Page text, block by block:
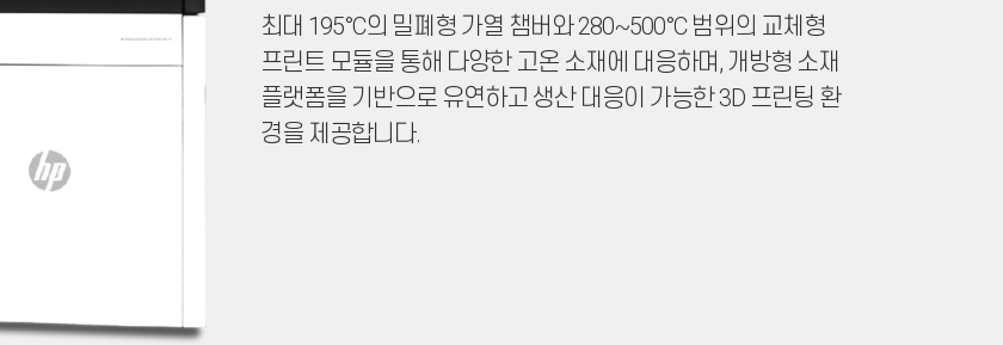
최대 195°C의 밀폐형 가열 챔버와 280~500°C 범위의 교체형
프린트 모듈을 통해 다양한 고온 소재에 대응하며, 개방형 소재
플랫폼을 기반으로 유연하고 생산 대응이 가능한 3D 프린팅 환
경을 제공합니다.